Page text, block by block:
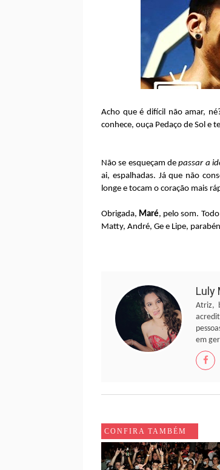
Acho que é difícil não amar,
conhece, ouça Pedaço de Sol e
Não se esqueçam depassar a
ai, espalhadas. Já que não
longe e tocam o coração mais
Obrigada, Maré, pelo som.
Matty, André, Ge e Lipe,
Luly
Atriz,
em
CONFIRA TAMBÉM